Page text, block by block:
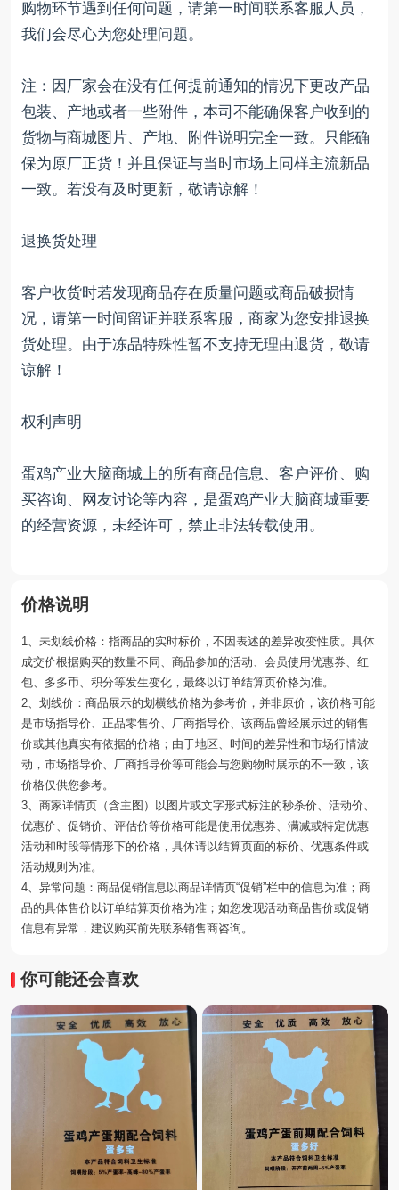
购物环节遇到任何问题，请第一时间联系客服人员，
我们会尽心为您处理问题。
注：因厂家会在没有任何提前通知的情况下更改产品
包装、产地或者一些附件，本司不能确保客户收到的
货物与商城图片、产地、附件说明完全一致。只能确
保为原厂正货！并且保证与当时市场上同样主流新品
一致。若没有及时更新，敬请谅解！
退换货处理
客户收货时若发现商品存在质量问题或商品破损情
况，请第一时间留证并联系客服，商家为您安排退换
货处理。由于冻品特殊性暂不支持无理由退货，敬请
谅解！
权利声明
蛋鸡产业大脑商城上的所有商品信息、客户评价、购
买咨询、网友讨论等内容，是蛋鸡产业大脑商城重要
的经营资源，未经许可，禁止非法转载使用。
价格说明
1、未划线价格：指商品的实时标价，不因表述的差异改变性质。具体
成交价根据购买的数量不同、商品参加的活动、会员使用优惠券、红
包、多多币、积分等发生变化，最终以订单结算页价格为准。
2、划线价：商品展示的划横线价格为参考价，并非原价，该价格可能
是市场指导价、正品零售价、厂商指导价、该商品曾经展示过的销售
价或其他真实有依据的价格；由于地区、时间的差异性和市场行情波
动，市场指导价、厂商指导价等可能会与您购物时展示的不一致，该
价格仅供您参考。
3、商家详情页（含主图）以图片或文字形式标注的秒杀价、活动价、
优惠价、促销价、评估价等价格可能是使用优惠券、满减或特定优惠
活动和时段等情形下的价格，具体请以结算页面的标价、优惠条件或
活动规则为准。
4、异常问题：商品促销信息以商品详情页“促销”栏中的信息为准；商
品的具体售价以订单结算页价格为准；如您发现活动商品售价或促销
信息有异常，建议购买前先联系销售商咨询。
你可能还会喜欢